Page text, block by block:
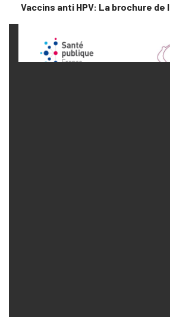
Vaccins anti HPV: La brochure de